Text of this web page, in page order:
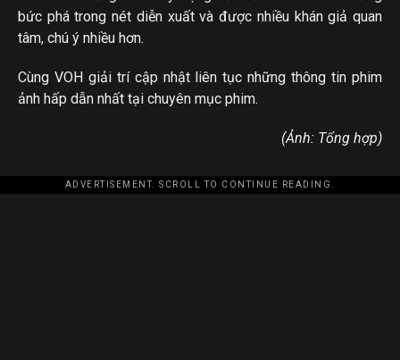
bức phá trong nét diễn xuất và được nhiều khán giả quan
tâm, chú ý nhiều hơn.
Cùng VOH giải trí cập nhật liên tục những thông tin phim
ảnh hấp dẫn nhất tại chuyên mục phim.
(Ảnh: Tổng hợp)
ADVERTISEMENT. SCROLL TO CONTINUE READING.